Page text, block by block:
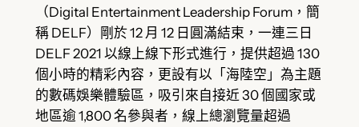
（Digital Entertainment Leadership Forum，簡
稱 DELF）剛於 12 月 12 日圓滿結束，一連三日
DELF 2021 以線上線下形式進行，提供超過 130
個小時的精彩內容，更設有以「海陸空」為主題
的數碼娛樂體驗區，吸引來自接近 30 個國家或
地區逾 1,800 名參與者，線上總瀏覽量超過